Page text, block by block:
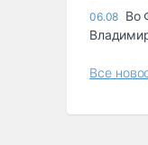
06.08 Во
Все